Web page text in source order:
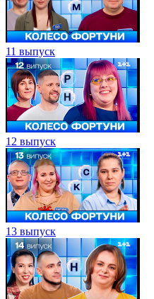
11 выпуск
12 выпуск
13 выпуск